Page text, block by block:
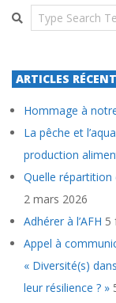
Search
ARTICLES
Hommage à
La pêche et
production
Quelle répartition
2 mars 2026
Adhérer à l’AFH 5
Appel à
« Diversité(s)
leur résilience ? »